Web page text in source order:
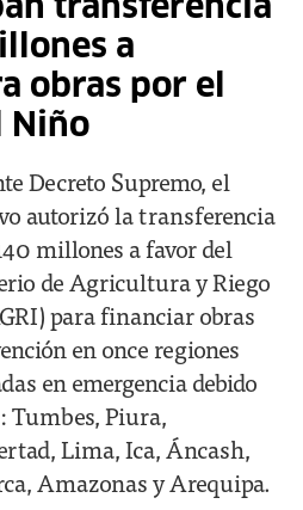
transferencia
a
obras por el
Niño
Decreto Supremo, el
autorizó la transferencia
millones a favor del
de Agricultura y Riego
para financiar obras
en once regiones
en emergencia debido
Tumbes, Piura,
Lima, Ica, Áncash,
Amazonas y Arequipa.